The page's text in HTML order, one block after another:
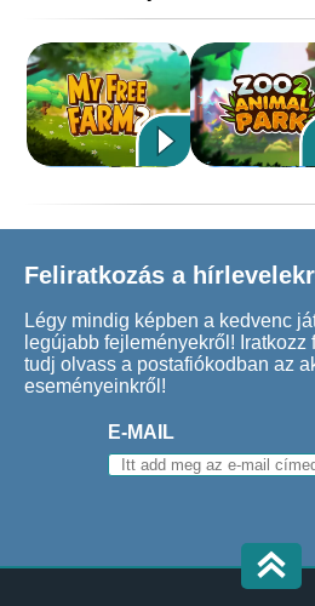
Feliratkozás a
Légy mindig képben a kedvenc
legújabb fejleményekről!
tudj olvass a postafiókodban az
eseményeinkről!
E-MAIL